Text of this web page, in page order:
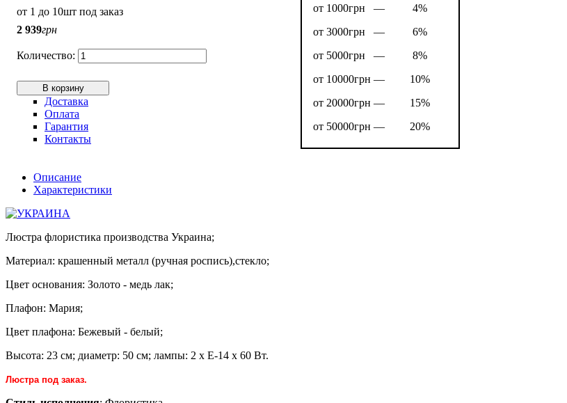
от 1000грн —
4%
от 3000грн —
6%
от 5000грн —
8%
от 10000грн —
10%
от 20000грн —
15%
от 50000грн —
20%
от 1 до 10шт под заказ
2 939грн
В корзину
Доставка
Оплата
Гарантия
Контакты
Описание
Характеристики
Люстра флористика производства Украина;
Материал: крашенный металл (ручная роспись),стекло;
Цвет основания: Золото - медь лак;
Плафон: Мария;
Цвет плафона: Бежевый - белый;
Высота: 23 см; диаметр: 50 см; лампы: 2 х Е-14 х 60 Вт.
Люстра под заказ.